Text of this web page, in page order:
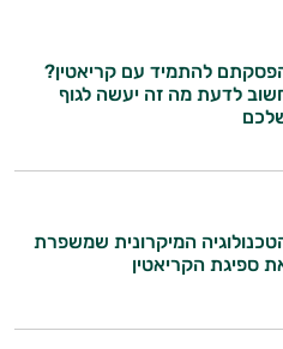
להתמיד עם קריאטין?
לדעת מה זה יעשה לגוף
המיקרונית שמשפרת
ספיגת הקריאטין